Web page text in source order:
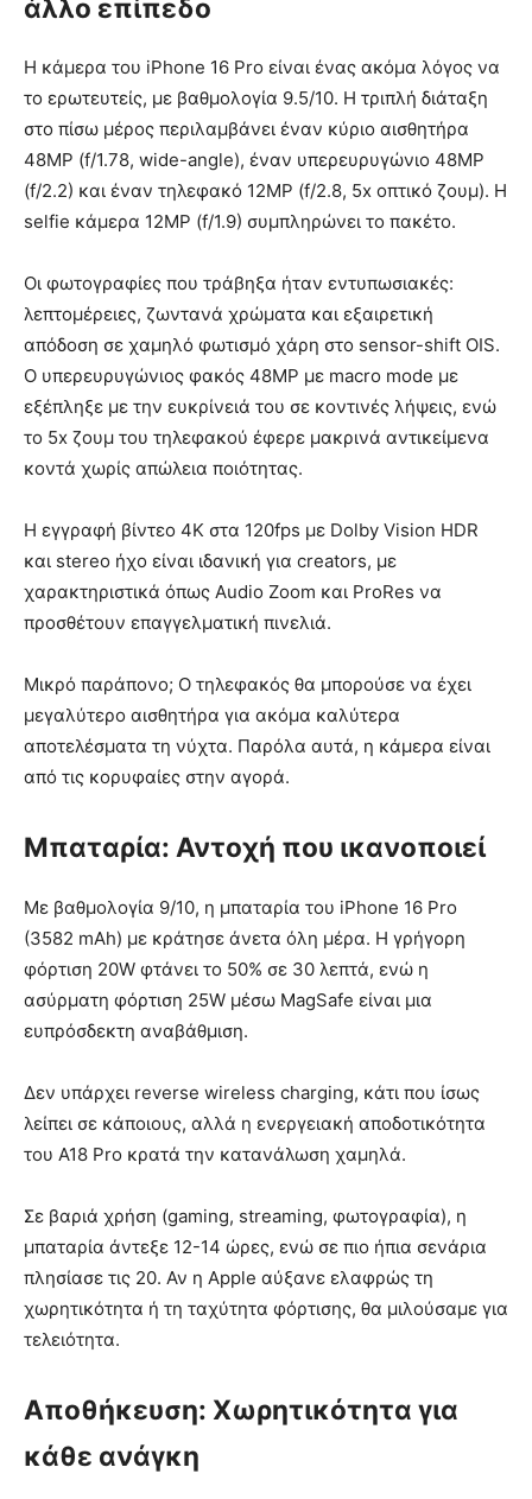
άλλο επίπεδο
Η κάμερα του iPhone 16 Pro είναι ένας ακόμα λόγος να
το ερωτευτείς, με βαθμολογία 9.5/10. Η τριπλή διάταξη
στο πίσω μέρος περιλαμβάνει έναν κύριο αισθητήρα
48MP (f/1.78, wide-angle), έναν υπερευρυγώνιο 48MP
(f/2.2) και έναν τηλεφακό 12MP (f/2.8, 5x οπτικό ζουμ). Η
selfie κάμερα 12MP (f/1.9) συμπληρώνει το πακέτο.
Οι φωτογραφίες που τράβηξα ήταν εντυπωσιακές:
λεπτομέρειες, ζωντανά χρώματα και εξαιρετική
απόδοση σε χαμηλό φωτισμό χάρη στο sensor-shift OIS.
Ο υπερευρυγώνιος φακός 48MP με macro mode με
εξέπληξε με την ευκρίνειά του σε κοντινές λήψεις, ενώ
το 5x ζουμ του τηλεφακού έφερε μακρινά αντικείμενα
κοντά χωρίς απώλεια ποιότητας.
Η εγγραφή βίντεο 4K στα 120fps με Dolby Vision HDR
και stereo ήχο είναι ιδανική για creators, με
χαρακτηριστικά όπως Audio Zoom και ProRes να
προσθέτουν επαγγελματική πινελιά.
Μικρό παράπονο; Ο τηλεφακός θα μπορούσε να έχει
μεγαλύτερο αισθητήρα για ακόμα καλύτερα
αποτελέσματα τη νύχτα. Παρόλα αυτά, η κάμερα είναι
από τις κορυφαίες στην αγορά.
Μπαταρία: Αντοχή που ικανοποιεί
Με βαθμολογία 9/10, η μπαταρία του iPhone 16 Pro
(3582 mAh) με κράτησε άνετα όλη μέρα. Η γρήγορη
φόρτιση 20W φτάνει το 50% σε 30 λεπτά, ενώ η
ασύρματη φόρτιση 25W μέσω MagSafe είναι μια
ευπρόσδεκτη αναβάθμιση.
Δεν υπάρχει reverse wireless charging, κάτι που ίσως
λείπει σε κάποιους, αλλά η ενεργειακή αποδοτικότητα
του A18 Pro κρατά την κατανάλωση χαμηλά.
Σε βαριά χρήση (gaming, streaming, φωτογραφία), η
μπαταρία άντεξε 12-14 ώρες, ενώ σε πιο ήπια σενάρια
πλησίασε τις 20. Αν η Apple αύξανε ελαφρώς τη
χωρητικότητα ή τη ταχύτητα φόρτισης, θα μιλούσαμε για
τελειότητα.
Αποθήκευση: Χωρητικότητα για
κάθε ανάγκη